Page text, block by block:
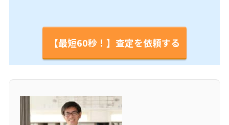
【最短60秒！】査定を依頼する